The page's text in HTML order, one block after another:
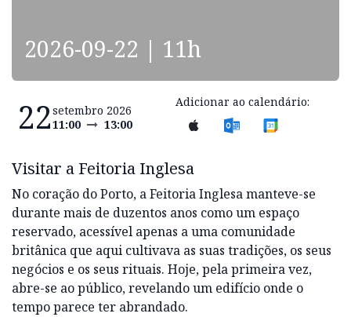
2026-09-22 | 11h
22setembro 2026
11:00
13:00
Adicionar ao calendário:
Visitar a Feitoria Inglesa
No coração do Porto, a Feitoria Inglesa manteve-se
durante mais de duzentos anos como um espaço
reservado, acessível apenas a uma comunidade
britânica que aqui cultivava as suas tradições, os seus
negócios e os seus rituais. Hoje, pela primeira vez,
abre-se ao público, revelando um edifício onde o
tempo parece ter abrandado.